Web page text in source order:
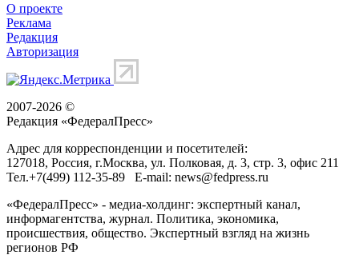
О проекте
Реклама
Редакция
Авторизация
2007-2026 ©
Редакция «ФедералПресс»
Адрес для корреспонденции и посетителей:
127018, Россия, г.Москва, ул. Полковая, д. 3, стр. 3, офис 211
Тел.+7(499) 112-35-89 E-mail: news@fedpress.ru
«ФедералПресс» - медиа-холдинг: экспертный канал,
информагентства, журнал. Политика, экономика,
происшествия, общество. Экспертный взгляд на жизнь
регионов РФ